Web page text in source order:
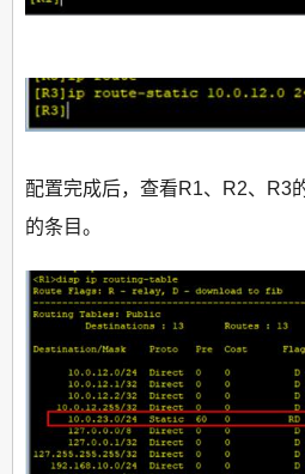
配置完成后，查看R1、R2、R3
的条目。